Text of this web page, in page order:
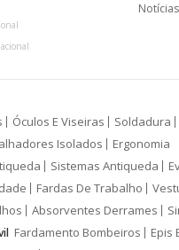
Notícias
Óculos E Viseiras Soldadura
Isolados Ergonomia
Sistemas Antiqueda
Fardas De Trabalho
Absorventes Derrames
Fardamento Bombeiros Epis